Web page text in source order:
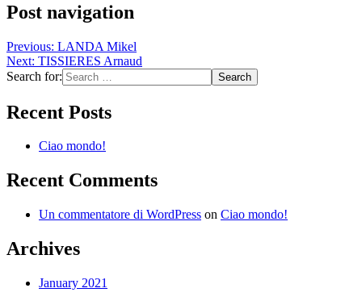
Post navigation
Previous: LANDA Mikel
Next: TISSIERES Arnaud
Search for:
Recent Posts
Ciao mondo!
Recent Comments
Un commentatore di WordPress on Ciao mondo!
Archives
January 2021